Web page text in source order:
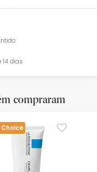
dias
compraram
Choice